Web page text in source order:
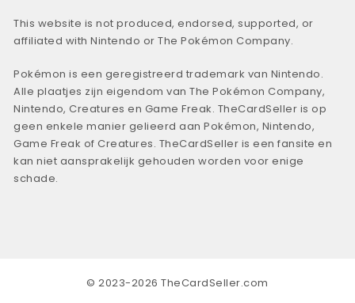
This website is not produced, endorsed, supported, or
affiliated with Nintendo or The Pokémon Company.
Pokémon is een geregistreerd trademark van Nintendo.
Alle plaatjes zijn eigendom van The Pokémon Company,
Nintendo, Creatures en Game Freak. TheCardSeller is op
geen enkele manier gelieerd aan Pokémon, Nintendo,
Game Freak of Creatures. TheCardSeller is een fansite en
kan niet aansprakelijk gehouden worden voor enige
schade.
© 2023-2026 TheCardSeller.com